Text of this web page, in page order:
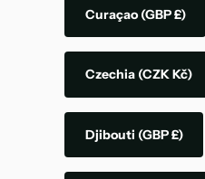
Curaçao(GBP £)
Czechia (CZK Kč)
Djibouti (GBP £)